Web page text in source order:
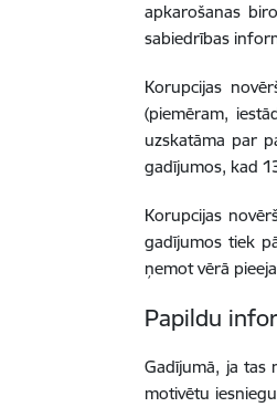
apkarošanas
sabiedrības
Korupcijas
(piemēram,
uzskatāma par
gadījumos, kad
Korupcijas
gadījumos tiek
ņemot vērā
Papildu
Gadījumā, ja tas
motivētu